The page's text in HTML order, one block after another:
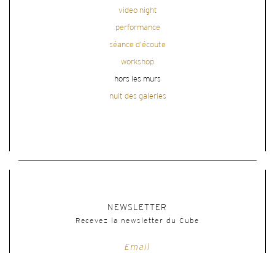
video night
performance
séance d'écoute
workshop
hors les murs
nuit des galeries
NEWSLETTER
Recevez la newsletter du Cube